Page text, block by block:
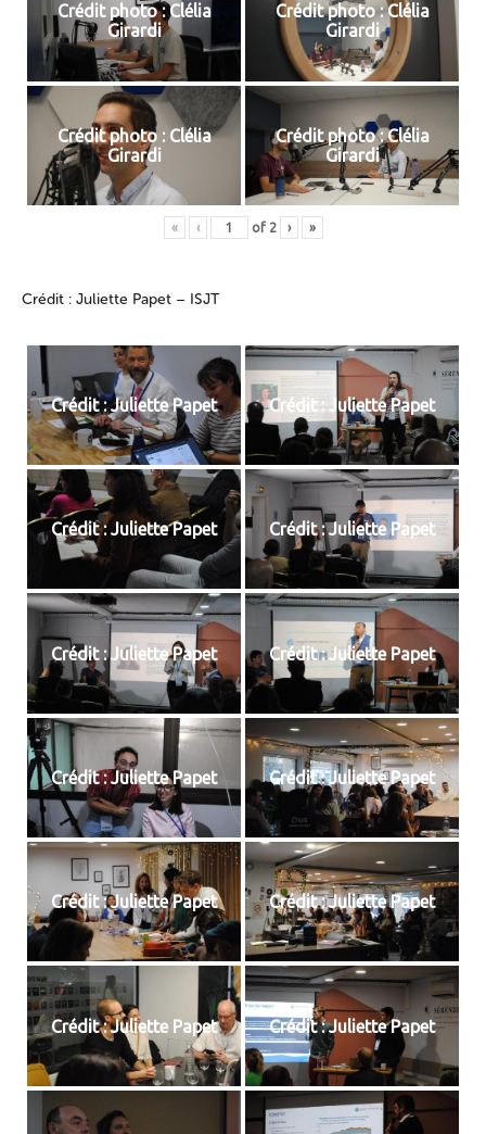
Crédit photo : Clélia
Girardi
Crédit photo : Clélia
Girardi
Crédit photo : Clélia
Girardi
Crédit photo : Clélia
Girardi
« ‹ of 2 › »
Crédit : Juliette Papet – ISJT
Crédit : Juliette Papet Crédit : Juliette Papet
Crédit : Juliette Papet Crédit : Juliette Papet
Crédit : Juliette Papet Crédit : Juliette Papet
Crédit : Juliette Papet Crédit : Juliette Papet
Crédit : Juliette Papet Crédit : Juliette Papet
Crédit : Juliette Papet Crédit : Juliette Papet